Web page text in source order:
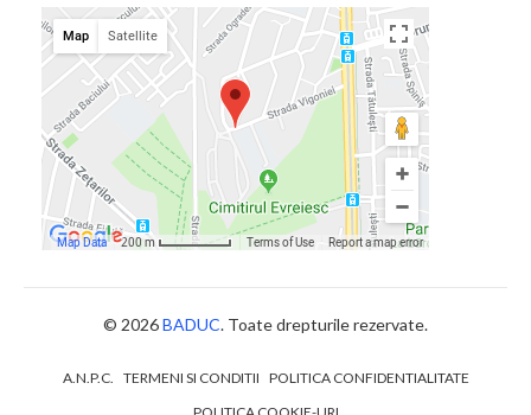
© 2026BADUC. Toate drepturile rezervate.
A.N.P.C. TERMENI SI CONDITII POLITICA CONFIDENTIALITATE